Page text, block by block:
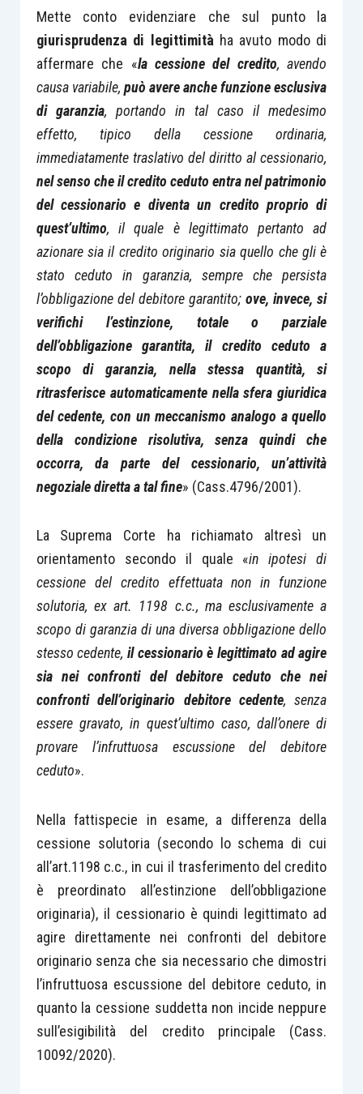
Mette conto evidenziare che sul punto la
giurisprudenza di legittimità ha avuto modo di
affermare che «la cessione del credito, avendo
causa variabile, può avere anche funzione esclusiva
di garanzia, portando in tal caso il medesimo
effetto, tipico della cessione ordinaria,
immediatamente traslativo del diritto al cessionario,
nel senso che il credito ceduto entra nel patrimonio
del cessionario e diventa un credito proprio di
quest’ultimo, il quale è legittimato pertanto ad
azionare sia il credito originario sia quello che gli è
stato ceduto in garanzia, sempre che persista
l’obbligazione del debitore garantito;ove, invece, si
verifichi l’estinzione, totale o parziale
dell’obbligazione garantita, il credito ceduto a
scopo di garanzia, nella stessa quantità, si
ritrasferisce automaticamente nella sfera giuridica
del cedente, con un meccanismo analogo a quello
della condizione risolutiva, senza quindi che
occorra, da parte del cessionario, un’attività
negoziale diretta a tal fine» (Cass.4796/2001).
La Suprema Corte ha richiamato altresì un
orientamento secondo il quale «in ipotesi di
cessione del credito effettuata non in funzione
solutoria, ex art. 1198 c.c., ma esclusivamente a
scopo di garanzia di una diversa obbligazione dello
stesso cedente, il cessionario è legittimato ad agire
sia nei confronti del debitore ceduto che nei
confronti dell’originario debitore cedente, senza
essere gravato, in quest’ultimo caso, dall’onere di
provare l’infruttuosa escussione del debitore
ceduto».
Nella fattispecie in esame, a differenza della
cessione solutoria (secondo lo schema di cui
all’art.1198 c.c., in cui il trasferimento del credito
è preordinato all’estinzione dell’obbligazione
originaria), il cessionario è quindi legittimato ad
agire direttamente nei confronti del debitore
originario senza che sia necessario che dimostri
l’infruttuosa escussione del debitore ceduto, in
quanto la cessione suddetta non incide neppure
sull’esigibilità del credito principale (Cass.
10092/2020).